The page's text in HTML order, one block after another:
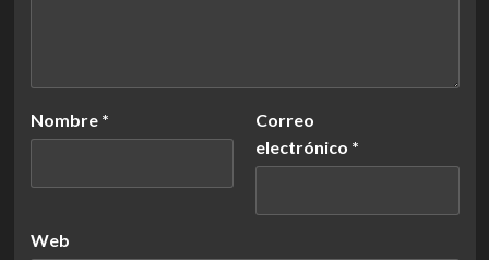
Nombre *
Correo
electrónico *
Web